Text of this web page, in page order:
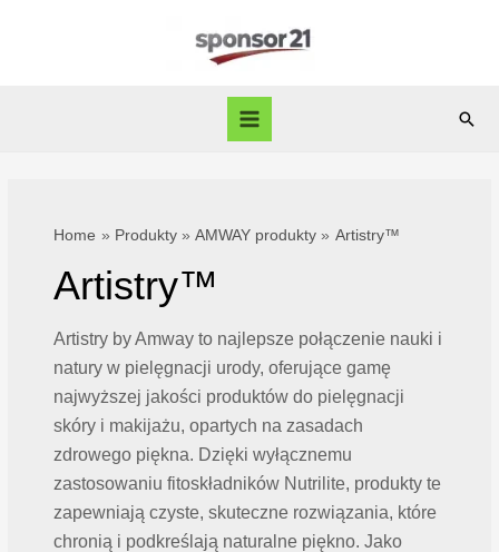
Main
Home Produkty AMWAY produkty Artistry™
Artistry™
Artistry by Amway to najlepsze połączenie nauki i
natury w pielęgnacji urody, oferujące gamę
najwyższej jakości produktów do pielęgnacji
skóry i makijażu, opartych na zasadach
zdrowego piękna. Dzięki wyłącznemu
zastosowaniu fitoskładników Nutrilite, produkty te
zapewniają czyste, skuteczne rozwiązania, które
chronią i podkreślają naturalne piękno. Jako